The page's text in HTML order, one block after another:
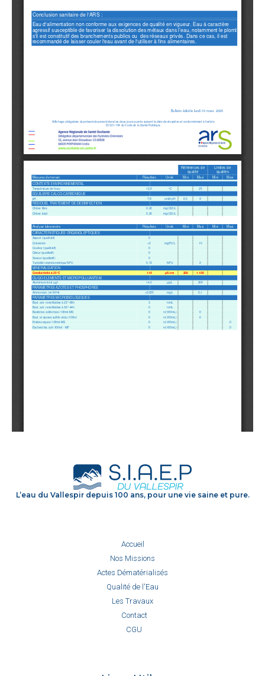
L’eau du Vallespir depuis 100 ans, pour une vie saine et pure.
Accueil
Nos Missions
Actes Dématérialisés
Qualité de l'Eau
Les Travaux
Contact
CGU